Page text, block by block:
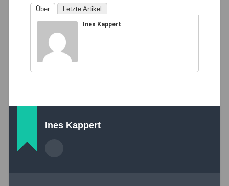
Über Letzte Artikel
Ines Kappert
Ines Kappert